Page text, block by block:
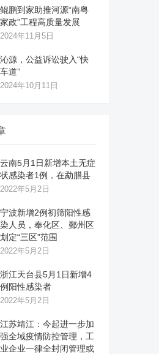
鲲鹏到家助推河源“南粤
家政”工程高质量发展
2024年11月5日
沁源，公益诉讼驶入“快
车道”
2024年10月11日
云南5月1日新增本土无症
状感染者1例，在勐腊县
2022年5月2日
宁波新增2例初筛阳性感
染人员，奉化区、鄞州区
划定“三区”范围
2022年5月2日
浙江天台县5月1日新增4
例阳性感染者
2022年5月2日
江苏靖江：今起进一步加
强全域疫情防控管理，工
业企业一律全封闭管理或